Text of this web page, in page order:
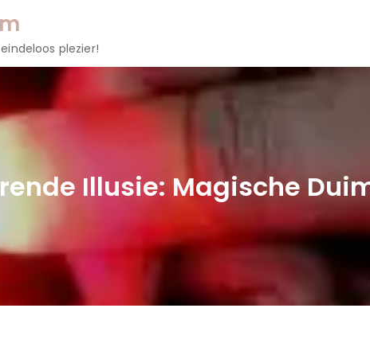
plezier!
Illusie: Magische